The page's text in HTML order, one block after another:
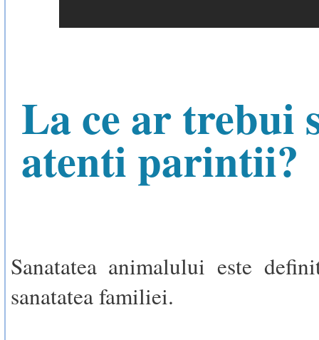
La ce ar trebui
atenti parintii?
Sanatatea animalului este
sanatatea familiei.